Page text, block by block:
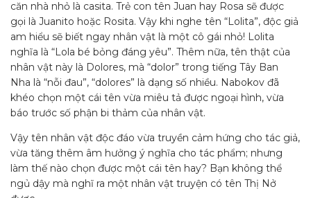
căn nhà nhỏ là casita. Trẻ con tên Juan hay Rosa sẽ được
gọi là Juanito hoặc Rosita. Vậy khi nghe tên “Lolita”, độc giả
am hiểu sẽ biết ngay nhân vật là một cô gái nhỏ! Lolita
nghĩa là “Lola bé bỏng đáng yêu”. Thêm nữa, tên thật của
nhân vật này là Dolores, mà “dolor” trong tiếng Tây Ban
Nha là “nỗi đau”, “dolores” là dạng số nhiều. Nabokov đã
khéo chọn một cái tên vừa miêu tả được ngoại hình, vừa
báo trước số phận bi thảm của nhân vật.
Vậy tên nhân vật độc đáo vừa truyền cảm hứng cho tác giả,
vừa tăng thêm âm hưởng ý nghĩa cho tác phẩm; nhưng
làm thế nào chọn được một cái tên hay? Bạn không thể
ngủ dậy mà nghĩ ra một nhân vật truyện có tên Thị Nở